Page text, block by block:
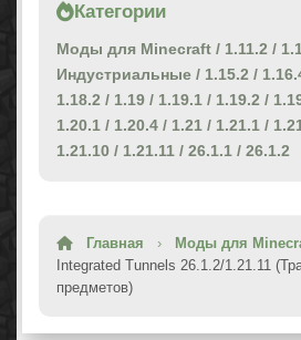
Категории
Моды для Minecraft / 1.11.2 /
Индустриальные / 1.15.2 /
1.18.2 / 1.19 / 1.19.1 / 1.19.2 /
1.20.1 / 1.20.4 / 1.21 / 1.21.1 /
1.21.10 / 1.21.11 / 26.1.1 / 26.1.2
Главная › Моды для
Integrated Tunnels 26.1.2/1.21.11
предметов)